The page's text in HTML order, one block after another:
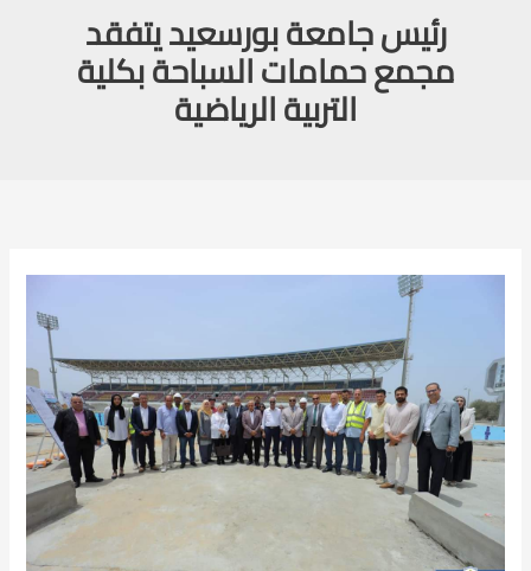
رئيس جامعة بورسعيد يتفقد
مجمع حمامات السباحة بكلية
التربية الرياضية